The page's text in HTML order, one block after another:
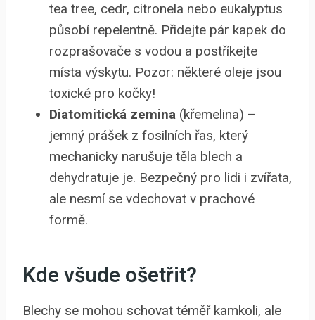
tea tree, cedr, citronela nebo eukalyptus
působí repelentně. Přidejte pár kapek do
rozprašovače s vodou a postříkejte
místa výskytu. Pozor: některé oleje jsou
toxické pro kočky!
Diatomitická zemina (křemelina) –
jemný prášek z fosilních řas, který
mechanicky narušuje těla blech a
dehydratuje je. Bezpečný pro lidi i zvířata,
ale nesmí se vdechovat v prachové
formě.
Kde všude ošetřit?
Blechy se mohou schovat téměř kamkoli, ale